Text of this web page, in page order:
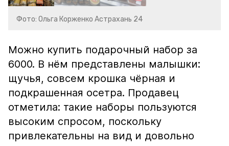
Фото: Ольга Корженко Астрахань 24
Можно купить подарочный набор за
6000. В нём представлены малышки:
щучья, совсем крошка чёрная и
подкрашенная осетра. Продавец
отметила: такие наборы пользуются
высоким спросом, поскольку
привлекательны на вид и довольно